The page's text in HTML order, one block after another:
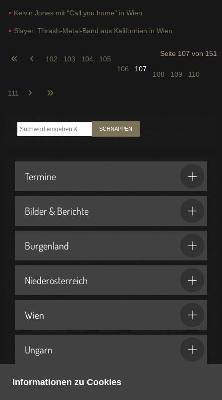
Informationen zu Cookies
Kelvin Jones mit "Call you home" in Wien
Slayer: Thrash-Metal-Band aus Kalifornien in Wien
Seite 107 von 151
102 103 104
105
106
107
108 109 110
111
SCHNAPPEN
Termine
Bilder & Berichte
Burgenland
Niederösterreich
Wien
Ungarn
Geschenkideen & Partner